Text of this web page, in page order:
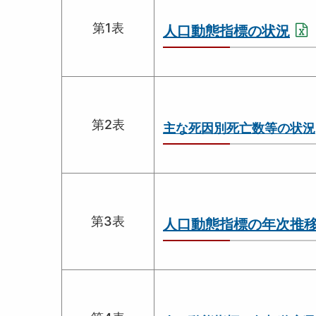
第1表 人口動態指標の状況
第2表 主な死因別死亡数等の状況
第3表 人口動態指標の年次推